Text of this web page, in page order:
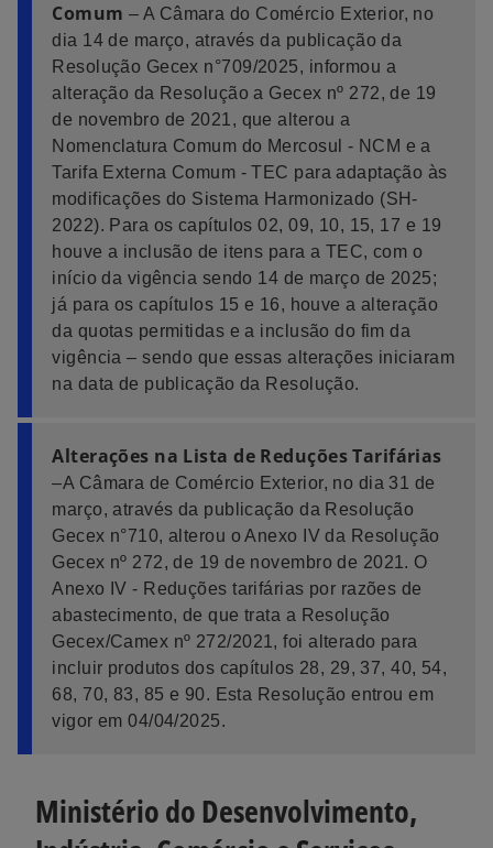
Comum – A Câmara do Comércio Exterior, no
dia 14 de março, através da publicação da
Resolução Gecex n°709/2025, informou a
alteração da Resolução a Gecex nº 272, de 19
de novembro de 2021, que alterou a
Nomenclatura Comum do Mercosul - NCM e a
Tarifa Externa Comum - TEC para adaptação às
modificações do Sistema Harmonizado (SH-
2022). Para os capítulos 02, 09, 10, 15, 17 e 19
houve a inclusão de itens para a TEC, com o
início da vigência sendo 14 de março de 2025;
já para os capítulos 15 e 16, houve a alteração
da quotas permitidas e a inclusão do fim da
vigência – sendo que essas alterações iniciaram
na data de publicação da Resolução.
Alterações na Lista de Reduções Tarifárias
–A Câmara de Comércio Exterior, no dia 31 de
março, através da publicação da Resolução
Gecex n°710, alterou o Anexo IV da Resolução
Gecex nº 272, de 19 de novembro de 2021. O
Anexo IV - Reduções tarifárias por razões de
abastecimento, de que trata a Resolução
Gecex/Camex nº 272/2021, foi alterado para
incluir produtos dos capítulos 28, 29, 37, 40, 54,
68, 70, 83, 85 e 90. Esta Resolução entrou em
vigor em 04/04/2025.
Ministério do Desenvolvimento,